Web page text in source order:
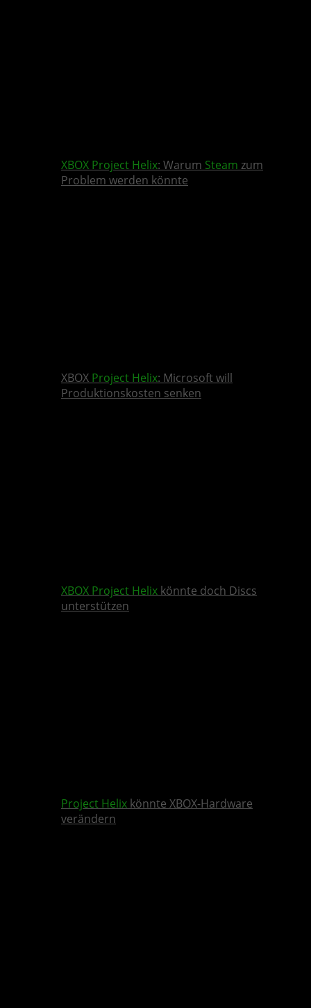
XBOX Project Helix: Warum Steam zum
Problem werden könnte
XBOX Project Helix: Microsoft will
Produktionskosten senken
XBOX Project Helix könnte doch Discs
unterstützen
Project Helix könnte XBOX-Hardware
verändern